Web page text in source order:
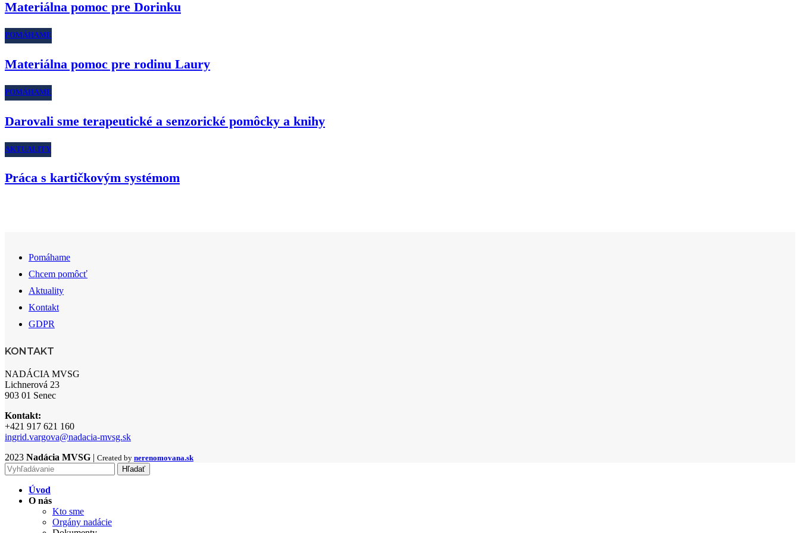
Materiálna pomoc pre Dorinku
POMÁHAME
Materiálna pomoc pre rodinu Laury
POMÁHAME
Darovali sme terapeutické a senzorické pomôcky a knihy
AKTUALITY
Práca s kartičkovým systémom
Pomáhame
Chcem pomôcť
Aktuality
Kontakt
GDPR
KONTAKT
NADÁCIA MVSG
Lichnerová 23
903 01 Senec
Kontakt:
+421 917 621 160
ingrid.vargova@nadacia-mvsg.sk
2023 Nadácia MVSG | Created by nerenomovana.sk
Hľadať
Úvod
O nás
Kto sme
Orgány nadácie